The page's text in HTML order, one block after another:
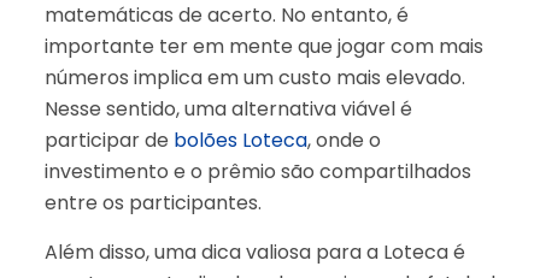
matemáticas de acerto. No entanto, é
importante ter em mente que jogar com mais
números implica em um custo mais elevado.
Nesse sentido, uma alternativa viável é
participar de bolões Loteca, onde o
investimento e o prêmio são compartilhados
entre os participantes.
Além disso, uma dica valiosa para a Loteca é